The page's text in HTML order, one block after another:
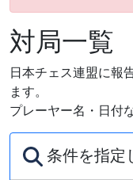
対局一覧
日本チェス連盟に報
ます。
プレーヤー名・日付
条件を指定